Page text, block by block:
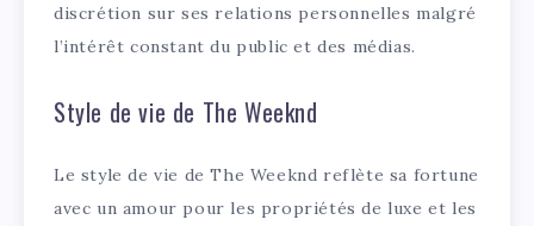
discrétion sur ses relations personnelles malgré
l’intérêt constant du public et des médias.
Style de vie de The Weeknd
Le style de vie de The Weeknd reflète sa fortune
avec un amour pour les propriétés de luxe et les